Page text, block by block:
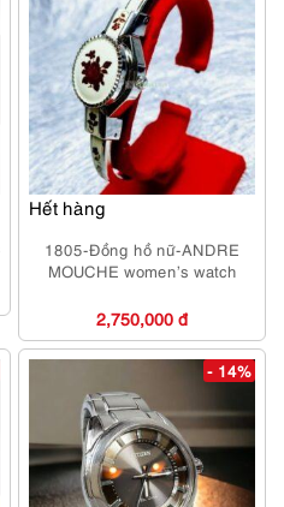
Hết hàng
1805-Đồng hồ nữ-ANDRE
MOUCHE women’s watch
2,750,000 đ
- 14%